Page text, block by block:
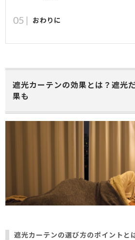
おわりに
遮光カーテンの効果とは？遮光
果も
遮光カーテンの選び方のポイントと